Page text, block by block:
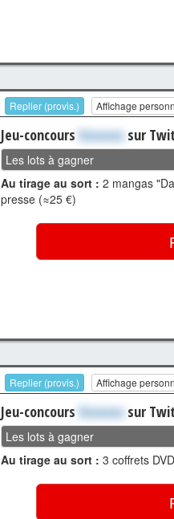
Replier (provis.) Affichage
Jeu-concours Xxxxxxx sur
Les lots à gagner
Au tirage au sort : 2 mangas
presse (≈25 €)
Replier (provis.) Affichage
Jeu-concours Xxxxxxx sur
Les lots à gagner
Au tirage au sort : 3 coffrets